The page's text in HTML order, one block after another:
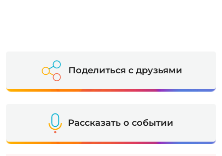
Поделиться с друзьями
Рассказать о событии